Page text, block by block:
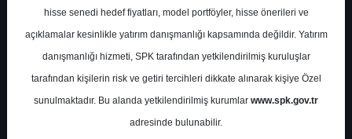
Ana Sayfa Raporlar
Tera Yatırım
Rapor Detay
ARCLK - Hedef Fiyat
Tera Yatırım 28 Temmuz 2025
hisse senedi hedef fiyatları, model portföyler, hisse önerileri ve
açıklamalar kesinlikle yatırım danışmanlığı kapsamında değildir. Yatırım
danışmanlığı hizmeti, SPK tarafından yetkilendirilmiş kuruluşlar
tarafından kişilerin risk ve getiri tercihleri dikkate alınarak kişiye Özel
sunulmaktadır. Bu alanda yetkilendirilmiş kurumlar www.spk.gov.tr
adresinde bulunabilir.